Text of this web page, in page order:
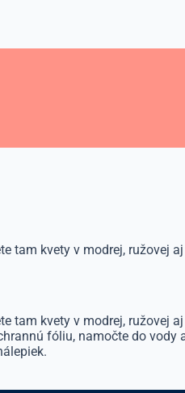
tam kvety v modrej, ružovej
tam kvety v modrej, ružovej
fóliu, namočte do vody